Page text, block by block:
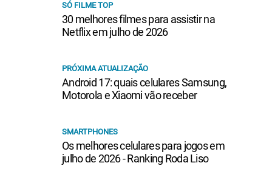
SÓ FILME TOP
30 melhores filmes para assistir na
Netflix em julho de 2026
PRÓXIMA ATUALIZAÇÃO
Android 17: quais celulares Samsung,
Motorola e Xiaomi vão receber
SMARTPHONES
Os melhores celulares para jogos em
julho de 2026 - Ranking Roda Liso